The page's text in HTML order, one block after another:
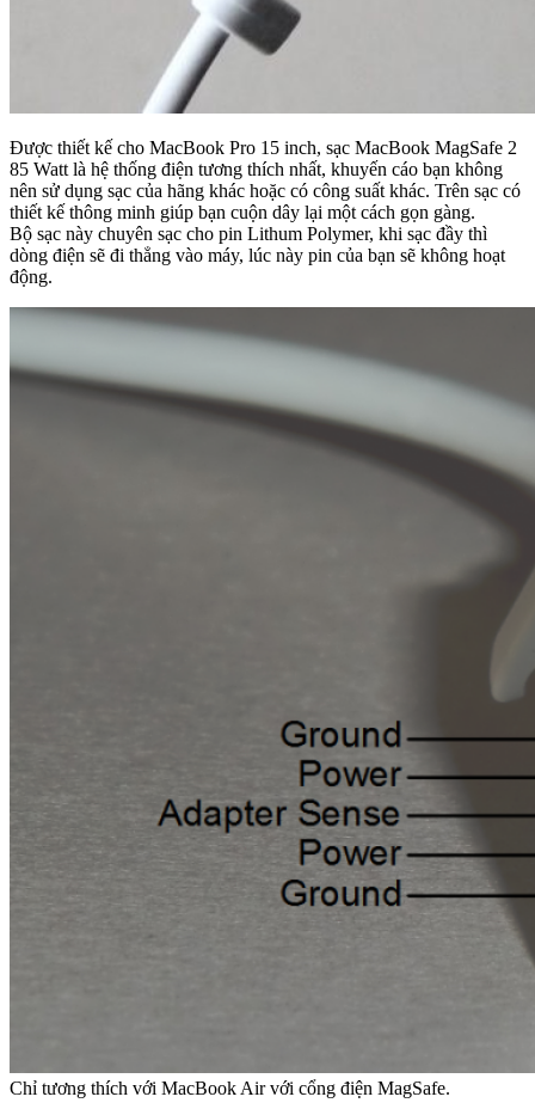
Được thiết kế cho MacBook Pro 15 inch, sạc MacBook MagSafe 2
85 Watt là hệ thống điện tương thích nhất, khuyến cáo bạn không
nên sử dụng sạc của hãng khác hoặc có công suất khác. Trên sạc có
thiết kế thông minh giúp bạn cuộn dây lại một cách gọn gàng.
Bộ sạc này chuyên sạc cho pin Lithum Polymer, khi sạc đầy thì
dòng điện sẽ đi thẳng vào máy, lúc này pin của bạn sẽ không hoạt
động.
Chỉ tương thích với MacBook Air với cổng điện MagSafe.